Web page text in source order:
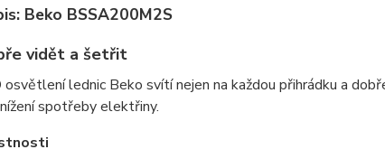
Beko BSSA200M2S
vidět a šetřit
osvětlení lednic Beko svítí nejen na každou přihrádku a
spotřeby elektřiny.